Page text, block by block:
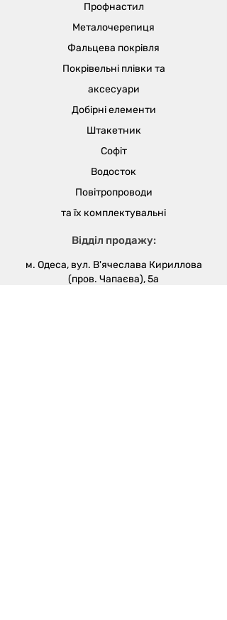
Відділ продажу:
м. Одеса, вул. В'ячеслава Кириллова
(пров. Чапаєва), 5а
Профнастил
Металочерепиця
Фальцева покрівля
Покрівельні плівки та
аксесуари
Добірні елементи
Штакетник
Софіт
Водосток
Повітропроводи
та їх комплектувальні